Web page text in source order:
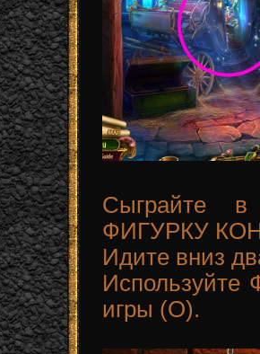
Сыграйте
ФИГУРКУ
Идите вниз
игры (O).